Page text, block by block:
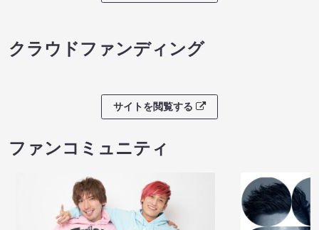
クラウドファンディング
サイトを閲覧する
ファンコミュニティ